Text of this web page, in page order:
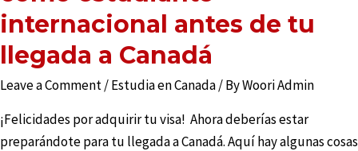
internacional antes de tu
llegada a Canadá
Leave a Comment/Estudia en Canada/ ByWoori Admin
¡Felicidades por adquirir tu visa! Ahora deberías estar
preparándote para tu llegada a Canadá. Aquí hay algunas cosas